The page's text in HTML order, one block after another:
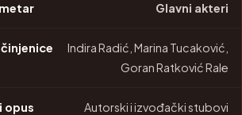
Glavni akteri
Indira Radić, Marina Tucaković,
Goran Ratković Rale
Autorski i izvođački stubovi